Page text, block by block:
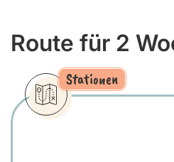
Route für 2
Stationen